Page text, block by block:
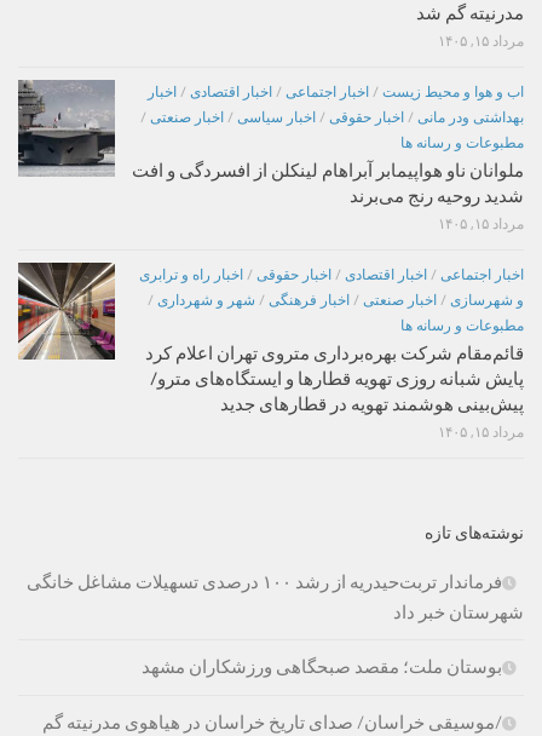
مدرنیته گم شد
مرداد ۱۵, ۱۴۰۵
اب و هوا و محیط زیست / اخبار اجتماعی / اخبار اقتصادی / اخبار
بهداشتی ودر مانی / اخبار حقوقی / اخبار سیاسی / اخبار صنعتی /
مطبوعات و رسانه ها
ملوانان ناو هواپیمابر آبراهام لینکلن از افسردگی و افت
شدید روحیه رنج می‌برند
مرداد ۱۵, ۱۴۰۵
اخبار اجتماعی / اخبار اقتصادی / اخبار حقوقی / اخبار راه و ترابری
و شهرسازی / اخبار صنعتی / اخبار فرهنگی / شهر و شهرداری /
مطبوعات و رسانه ها
قائم‌مقام شرکت بهره‌برداری متروی تهران اعلام کرد
پایش شبانه روزی تهویه قطارها و ایستگاه‌های مترو/
پیش‌بینی هوشمند تهویه در قطارهای جدید
مرداد ۱۵, ۱۴۰۵
نوشته‌های تازه
فرماندار تربت‌حیدریه از رشد ۱۰۰ درصدی تسهیلات مشاغل خانگی
شهرستان خبر داد
بوستان ملت؛ مقصد صبحگاهی ورزشکاران مشهد
/موسیقی خراسان/ صدای تاریخ خراسان در هیاهوی مدرنیته گم